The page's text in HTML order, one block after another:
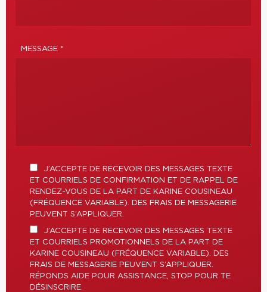
MESSAGE *
J’ACCEPTE DE RECEVOIR DES MESSAGES TEXTE
ET COURRIELS DE CONFIRMATION ET DE RAPPEL DE
RENDEZ-VOUS DE LA PART DE KARINE COUSINEAU
(FRÉQUENCE VARIABLE). DES FRAIS DE MESSAGERIE
PEUVENT S’APPLIQUER.
J’ACCEPTE DE RECEVOIR DES MESSAGES TEXTE
ET COURRIELS PROMOTIONNELS DE LA PART DE
KARINE COUSINEAU (FRÉQUENCE VARIABLE). DES
FRAIS DE MESSAGERIE PEUVENT S’APPLIQUER.
RÉPONDS AIDE POUR ASSISTANCE, STOP POUR TE
DÉSINSCRIRE.